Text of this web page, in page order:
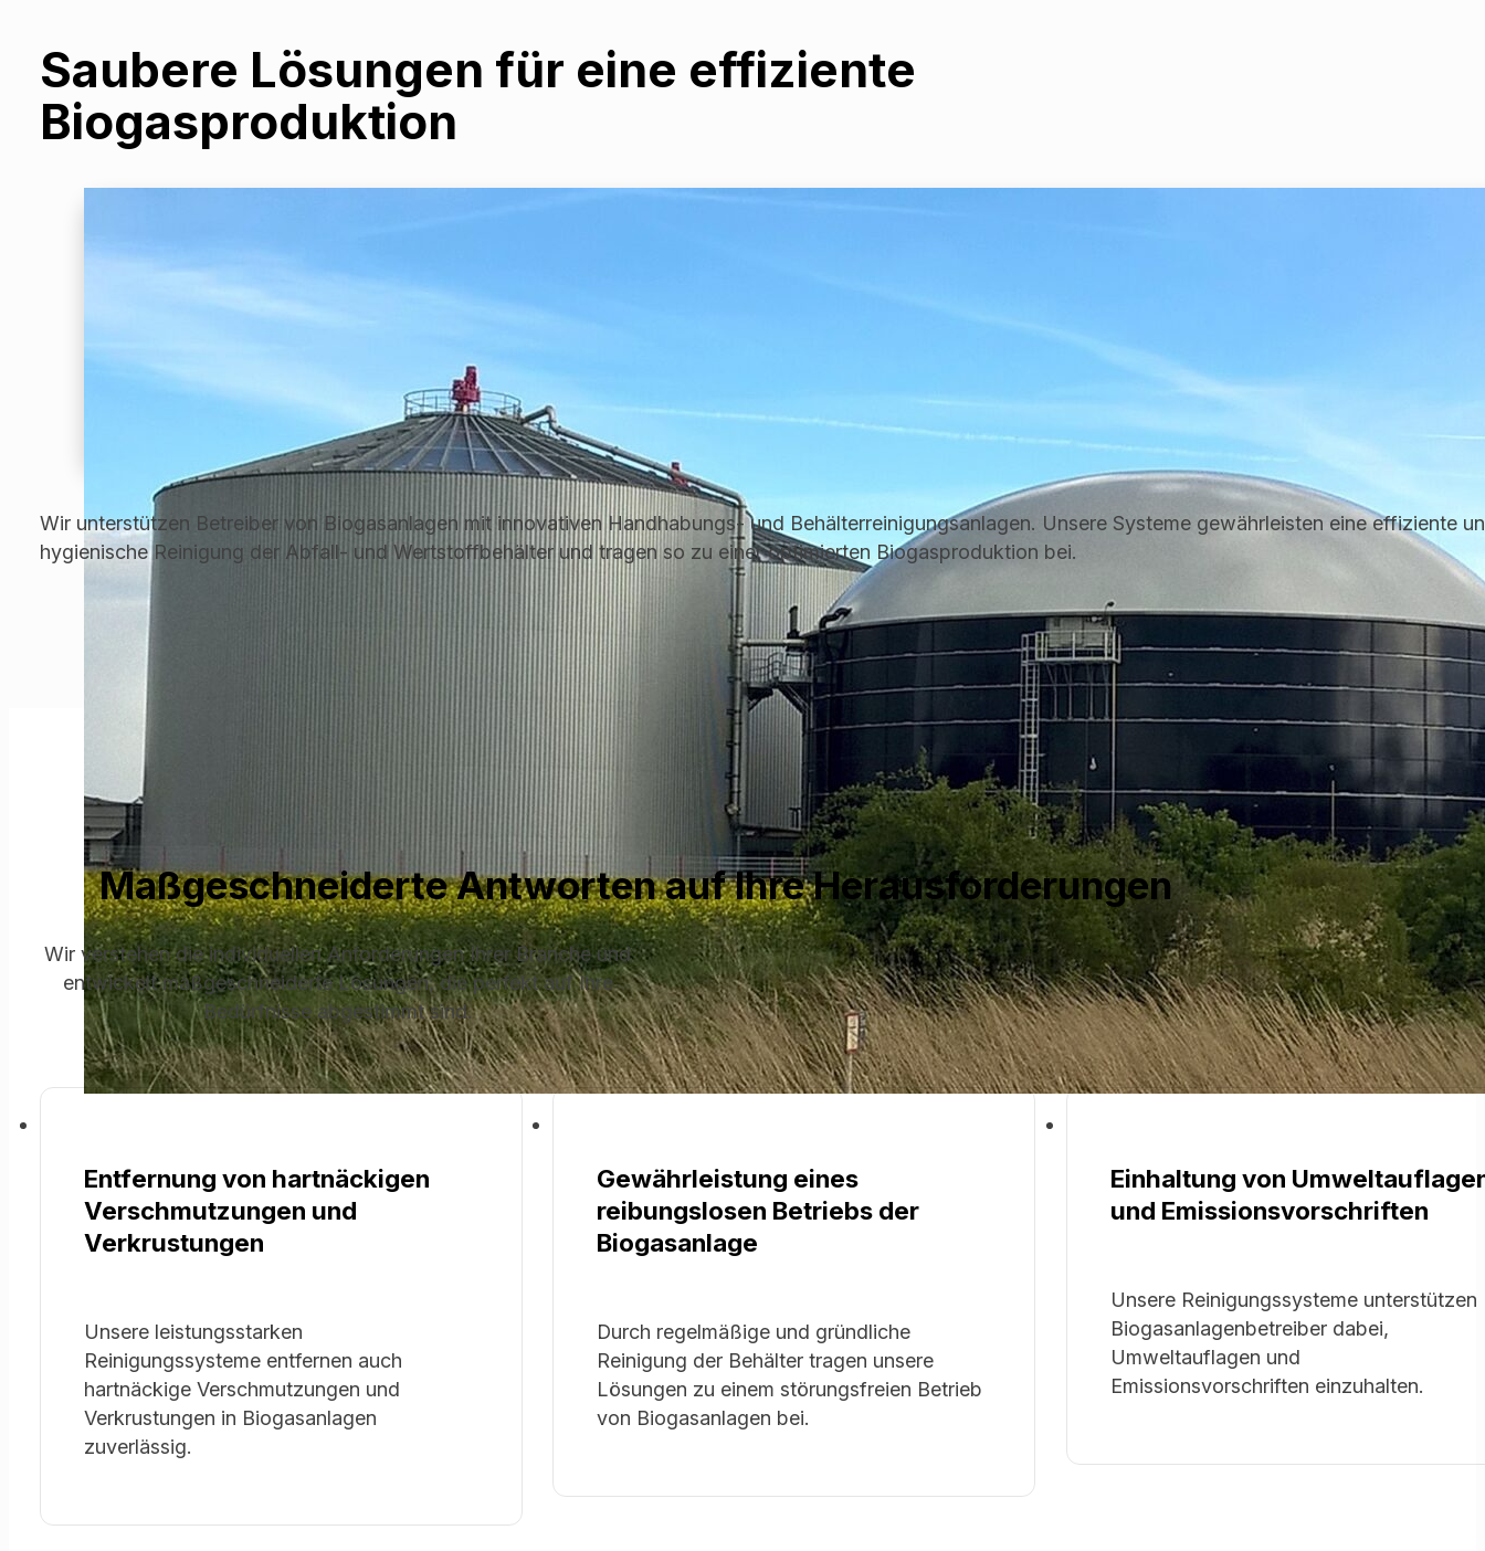
Saubere Lösungen für eine effiziente
Biogasproduktion
Wir unterstützen Betreiber von Biogasanlagen mit innovativen Handhabungs- und Behälterreinigungsanlagen. Unsere Systeme gewährleisten eine effiziente
hygienische Reinigung der Abfall- und Wertstoffbehälter und tragen so zu einer optimierten Biogasproduktion bei.
Maßgeschneiderte Antworten auf Ihre Herausforderungen
Wir verstehen die individuellen Anforderungen Ihrer Branche und
entwickelt maßgeschneiderte Lösungen, die perfekt auf Ihre
Bedürfnisse abgestimmt sind.
Entfernung von hartnäckigen
Verschmutzungen und
Verkrustungen
Unsere leistungsstarken
Reinigungssysteme entfernen auch
hartnäckige Verschmutzungen und
Verkrustungen in Biogasanlagen
zuverlässig.
Gewährleistung eines
reibungslosen Betriebs der
Biogasanlage
Durch regelmäßige und gründliche
Reinigung der Behälter tragen unsere
Lösungen zu einem störungsfreien Betrieb
von Biogasanlagen bei.
Einhaltung von
und Emissionsvorschriften
Unsere Reinigungssysteme unterstützen
Biogasanlagenbetreiber dabei,
Umweltauflagen und
Emissionsvorschriften einzuhalten.